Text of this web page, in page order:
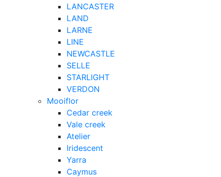
LANCASTER
LAND
LARNE
LINE
NEWCASTLE
SELLE
STARLIGHT
VERDON
Mooiflor
Cedar creek
Vale creek
Atelier
Iridescent
Yarra
Caymus